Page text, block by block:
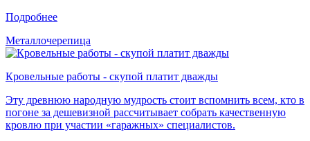
Подробнее
Металлочерепица
Кровельные работы - скупой платит дважды
Эту древнюю народную мудрость стоит вспомнить всем, кто в
погоне за дешевизной рассчитывает собрать качественную
кровлю при участии «гаражных» специалистов.